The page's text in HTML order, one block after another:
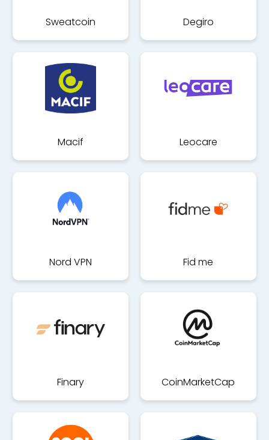
Sweatcoin Degiro
Macif Leocare
Nord VPN Fid me
Finary CoinMarketCap